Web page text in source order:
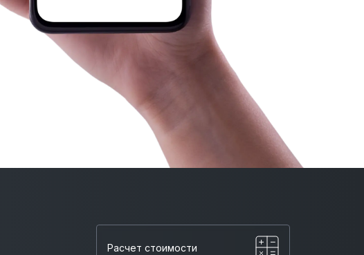
Расчет стоимости